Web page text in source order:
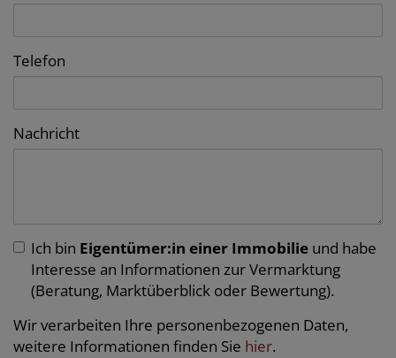
Telefon
Nachricht
Ich bin Eigentümer:in einer Immobilie und habe
Interesse an Informationen zur Vermarktung
(Beratung, Marktüberblick oder Bewertung).
Wir verarbeiten Ihre personenbezogenen Daten,
weitere Informationen finden Sie hier.